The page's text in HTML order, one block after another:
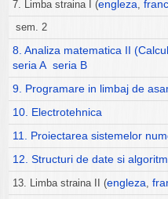
7. Limba straina I (engleza,
sem. 2
8. Analiza matematica II
seria A seria B
9. Programare in limbaj de
10. Electrotehnica
11. Proiectarea sistemelor
12. Structuri de date si
13. Limba straina II (engleza,